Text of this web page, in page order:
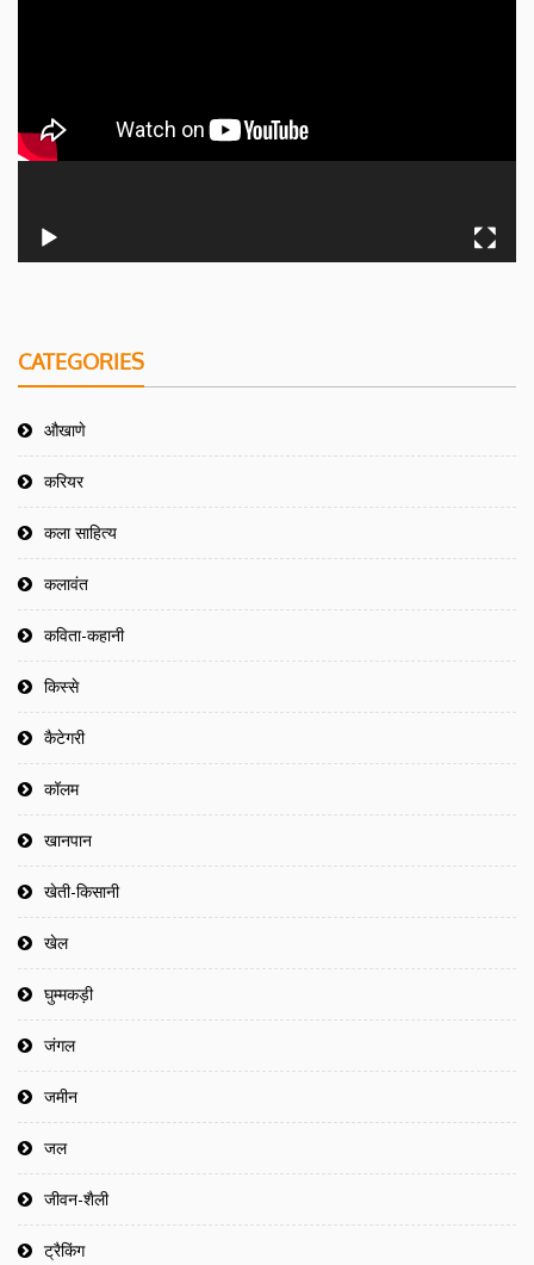
CATEGORIES
औखाणे
करियर
कला साहित्य
कलावंत
कविता-कहानी
किस्से
कैटेगरी
कॉलम
खानपान
खेती-किसानी
खेल
घुम्मकड़ी
जंगल
जमीन
जल
जीवन-शैली
ट्रैकिंग